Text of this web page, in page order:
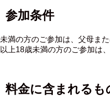
参加条件
満の方のご参加は、父母ま
上18歳未満の方のご参加は
料金に含まれるも